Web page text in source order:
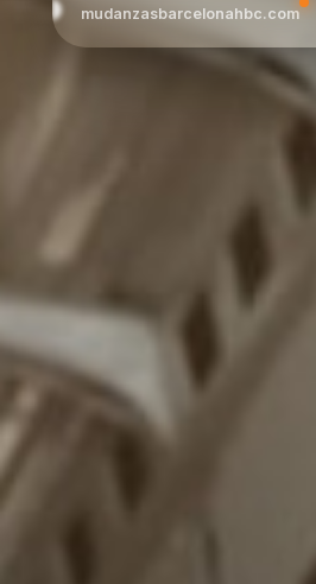
mudanzasbarcelonahbc.com